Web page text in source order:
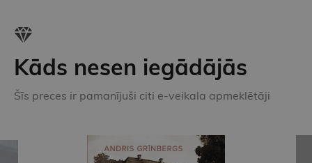
Kāds nesen iegādājās
Šīs preces ir pamanījuši citi e-veikala apmeklētāji